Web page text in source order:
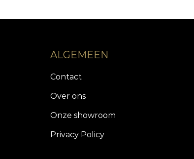
ALGEMEEN
Contact
Over ons
Onze showroom
Privacy Policy